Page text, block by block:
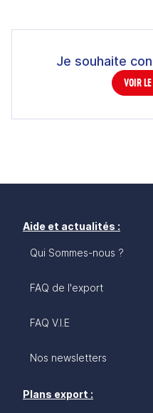
Je souhaite
VOIR
Aide et actualités :
Qui Sommes-nous ?
FAQ de l'export
FAQ V.I.E
Nos newsletters
Plans export :